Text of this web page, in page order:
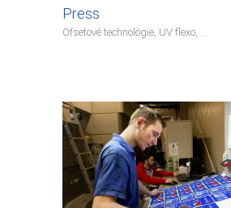
Press
Ofsetové technológie, UV flexo, ...